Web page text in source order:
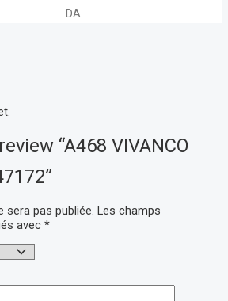
DA
“A468 VIVANCO
sera pas publiée. Les champs
avec *